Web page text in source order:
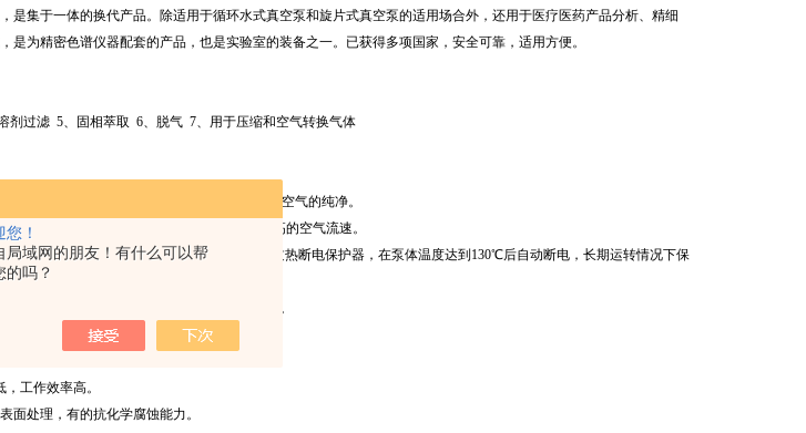
您！
局域网的朋友！有什么可以帮
的吗？
是集于一体的换代产品。除适用于循环水式真空泵和旋片式真空泵的适用场合外，还用于医疗医药产品分析、精细
是为精密色谱仪器配套的产品，也是实验室的装备之一。已获得多项国家，安全可靠，适用方便。
剂过滤 5、固相萃取 6、脱气 7、用于压缩和空气转换气体
本机气体交换仓内置有过滤材料，从而保证了空气的纯净。
，工作流畅，从而保证了理想的真空度和较高的空气流速。
机制造商ODM提供。合理的转动设计，装有过热断电保护器，在泵体温度达到130℃后自动断电，长期运转情况下保
损耗.膜片采用进口橡胶，耐腐蚀,使用寿命长。
时连续运转。
空度和气体流速。
工作效率高。
面处理，有的抗化学腐蚀能力。